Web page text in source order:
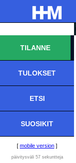
TILANNE
TULOKSET
ETSI
SUOSIKIT
[ mobile version ]
päivitysväli 57 sekuntteja